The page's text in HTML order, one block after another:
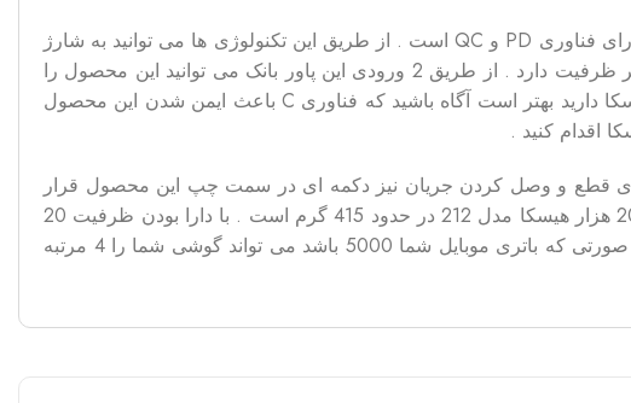
پاور بانک هیسکا مدل 212 دارای ظرفیتی 20 هزار میلی آمپری است . بدنه این محصول از آلومینیوم ساخته شده است دارای فناوری PD و QC است . از طریق این تکنولوژی ها می توانید به شارژ
پرسرعت و مطمئن دسترسی خواهید داشت . باتریِ پاور بانک هیسکا 212 از نوع لیتیوم پلیمر است که 20 هزار میلی آمپر ظرفیت دارد . از طریق 2 ورودی این پاور بانک می توانید این محصول را
شارژ نمایید و با 3 خروجی نیز دستگاه های هوشمند خود را شارژ نمایید . در صورتی که قصد خرید پاور بانک 20 هزار هیسکا دارید بهتر است آگاه باشید که فناوری C باعث ایمن شدن این محصول
اقدام کنید .
برای قطع و وصل کردن جریان نیز دکمه ای در سمت چپ این محصول قرار
متمایز شده است . وزن پاور بانک 20000 هزار هیسکا مدل 212 در حدود 415 گرم است . با دارا بودن ظرفیت 20
هزار میلی آمپری این محصول می تواند در سفرها نیازهای شما به تامین انرژی دستگاه های مختلف را برطرف کند . در صورتی که باتری موبایل شما 5000 باشد می تواند گوشی شما را 4 مرتبه